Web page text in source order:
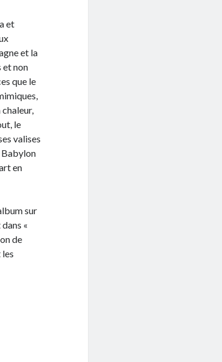
et
et la
et non
que le
le
valises
Babylon
en
sur
«
de